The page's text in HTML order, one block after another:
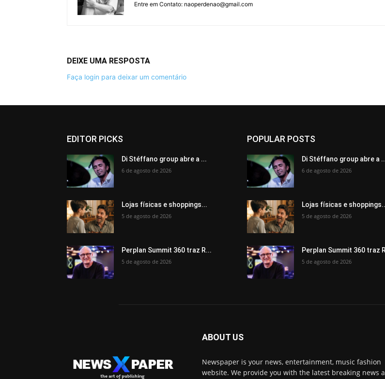
Entre em Contato: naoperdenao@gmail.com
DEIXE UMA RESPOSTA
Faça login para deixar um comentário
EDITOR PICKS
Di Stéffano group abre a ...
6 de agosto de 2026
Lojas físicas e shoppings...
5 de agosto de 2026
Perplan Summit 360 traz R...
5 de agosto de 2026
POPULAR POSTS
Di Stéffano group abre a
6 de agosto de 2026
Lojas físicas e
5 de agosto de 2026
Perplan Summit 360 traz
5 de agosto de 2026
ABOUT US
Newspaper is your news, entertainment, music fashion
website. We provide you with the latest breaking news